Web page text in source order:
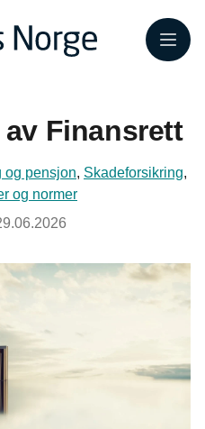
Meny
Finansrett
og pensjon, Skadeforsikring,
og normer